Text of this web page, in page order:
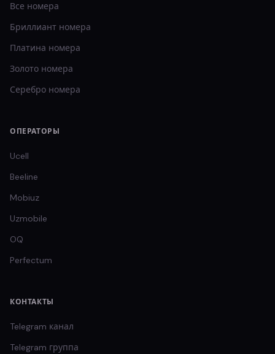
Все номера
Бриллиант номера
Платина номера
Золото номера
Серебро номера
ОПЕРАТОРЫ
Ucell
Beeline
Mobiuz
Uzmobile
OQ
Perfectum
КОНТАКТЫ
Telegram канал
Telegram группа